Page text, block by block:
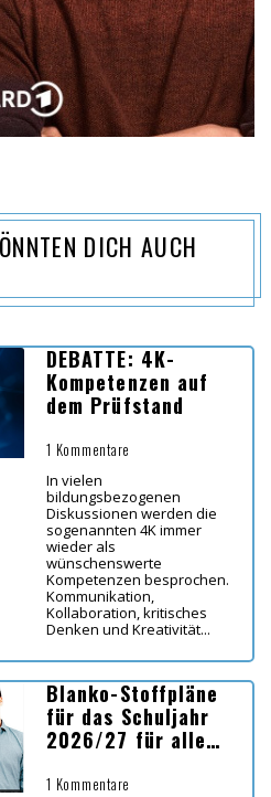
DICH AUCH
DEBATTE: 4K-
Kompetenzen auf
dem Prüfstand
1 Kommentare
In vielen
bildungsbezogenen
Diskussionen werden die
sogenannten 4K immer
wieder als
wünschenswerte
Kompetenzen besprochen.
Kommunikation,
Kollaboration, kritisches
Denken und Kreativität...
Blanko-Stoffpläne
für das Schuljahr
2026/27 für alle
1 Kommentare